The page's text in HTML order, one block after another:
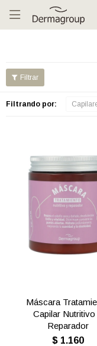

Filtrando por:
Máscara
Capilar Nutritivo
Reparador
$ 1.160